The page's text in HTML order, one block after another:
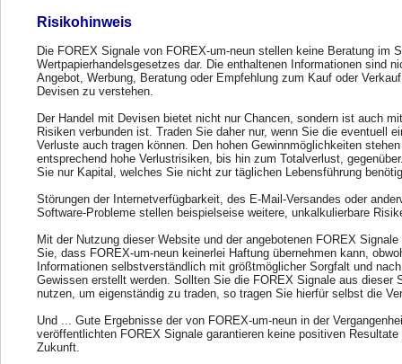
Risikohinweis
Die FOREX Signale von FOREX-um-neun stellen keine Beratung im
Wertpapierhandelsgesetzes dar. Die enthaltenen Informationen sind
Angebot, Werbung, Beratung oder Empfehlung zum Kauf oder
Devisen zu verstehen.
Der Handel mit Devisen bietet nicht nur Chancen, sondern ist auch
Risiken verbunden ist. Traden Sie daher nur, wenn Sie die eventuell
Verluste auch tragen können. Den hohen Gewinnmöglichkeiten stehen
entsprechend hohe Verlustrisiken, bis hin zum Totalverlust,
Sie nur Kapital, welches Sie nicht zur täglichen Lebensführung
Störungen der Internetverfügbarkeit, des E-Mail-Versandes oder
Software-Probleme stellen beispielseise weitere, unkalkulierbare
Mit der Nutzung dieser Website und der angebotenen FOREX
Sie, dass FOREX-um-neun keinerlei Haftung übernehmen kann,
Informationen selbstverständlich mit größtmöglicher Sorgfalt und
Gewissen erstellt werden. Sollten Sie die FOREX Signale aus dieser
nutzen, um eigenständig zu traden, so tragen Sie hierfür selbst die
Und ... Gute Ergebnisse der von FOREX-um-neun in der
veröffentlichten FOREX Signale garantieren keine positiven Resultate
Zukunft.